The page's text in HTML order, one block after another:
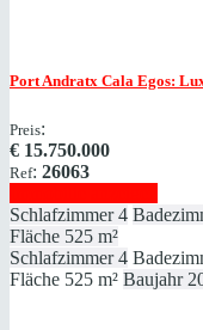
Port Andratx Cala Egos:
Preis:
€ 15.750.000
Ref: 26063
Schlafzimmer 4
Fläche 525 m²
Schlafzimmer 4
Fläche 525 m² Baujahr